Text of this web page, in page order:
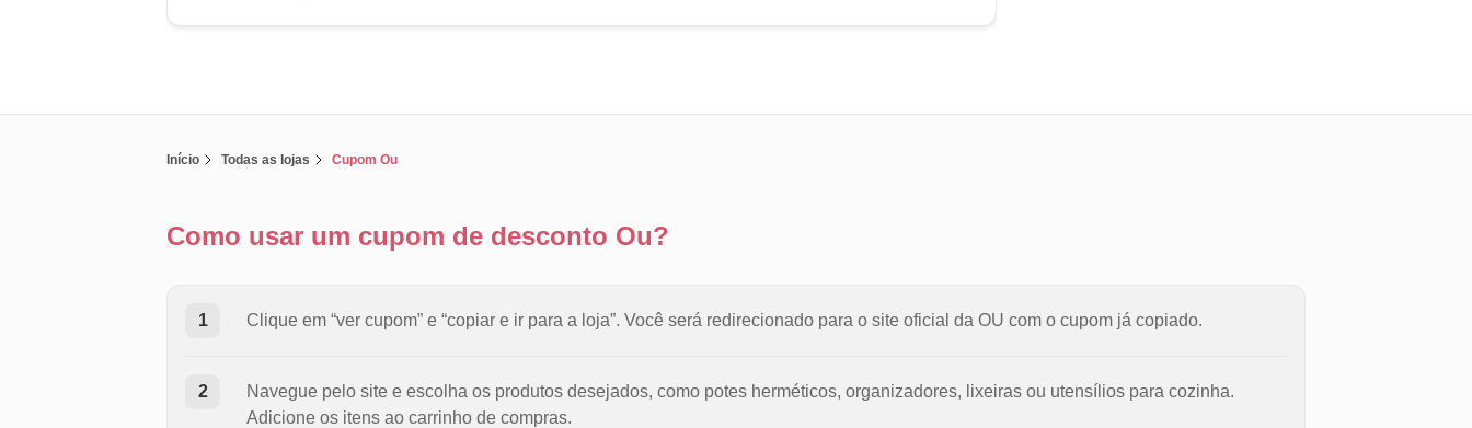
Início Todas as lojas Cupom Ou
Como usar um cupom de desconto Ou?
1 Clique em “ver cupom” e “copiar e ir para a loja”. Você será redirecionado para o site oficial da OU com o cupom já copiado.
2
Navegue pelo site e escolha os produtos desejados, como potes herméticos, organizadores, lixeiras ou utensílios para cozinha.
Adicione os itens ao carrinho de compras.